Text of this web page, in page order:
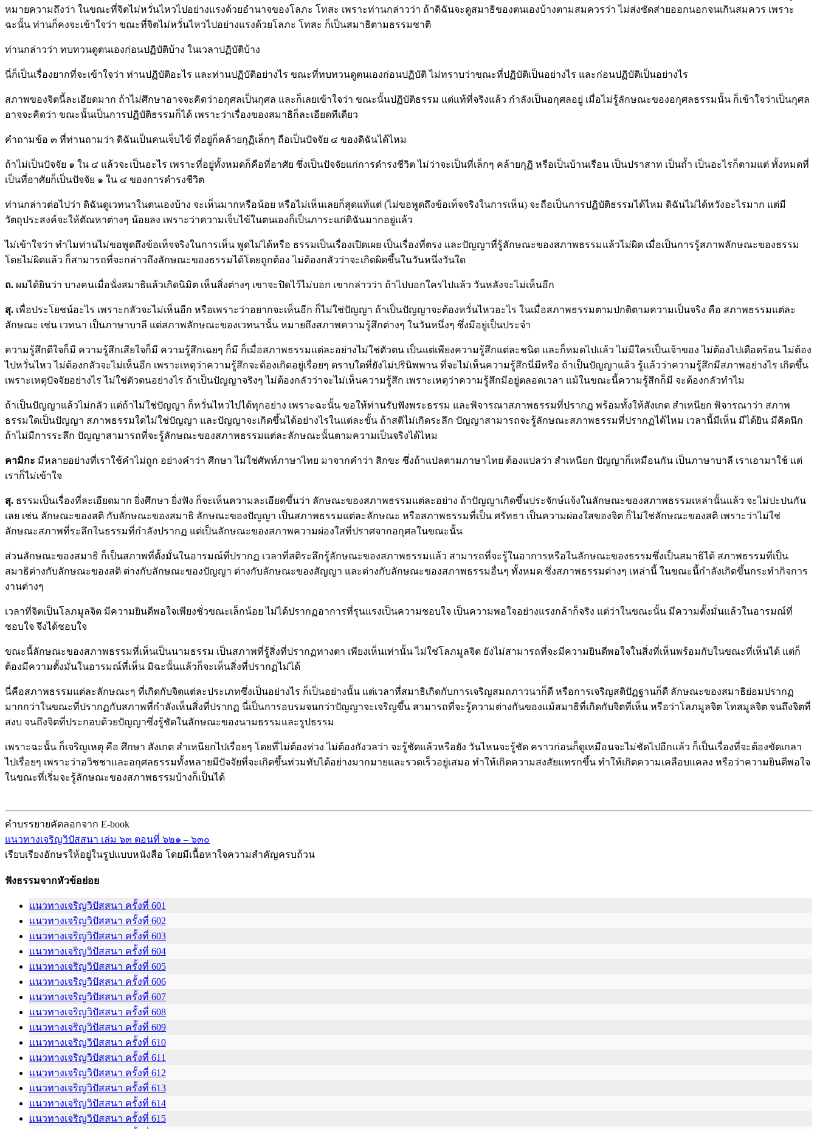
หมายความถึงว่า ในขณะที่จิตไม่หวั่นไหวไปอย่างแรงด้วยอำนาจของโลภะ โทสะ เพราะท่านกล่าวว่า ถ้าดิฉันจะดูสมาธิของตนเองบ้างตามสมควรว่า ไม่ส่งซัดส่ายออกนอกจนเกินสมควร เพราะ
ฉะนั้น ท่านก็คงจะเข้าใจว่า ขณะที่จิตไม่หวั่นไหวไปอย่างแรงด้วยโลภะ โทสะ ก็เป็นสมาธิตามธรรมชาติ
ท่านกล่าวว่า ทบทวนดูตนเองก่อนปฏิบัติบ้าง ในเวลาปฏิบัติบ้าง
นี่ก็เป็นเรื่องยากที่จะเข้าใจว่า ท่านปฏิบัติอะไร และท่านปฏิบัติอย่างไร ขณะที่ทบทวนดูตนเองก่อนปฏิบัติ ไม่ทราบว่าขณะที่ปฏิบัติเป็นอย่างไร และก่อนปฏิบัติเป็นอย่างไร
สภาพของจิตนี้ละเอียดมาก ถ้าไม่ศึกษาอาจจะคิดว่าอกุศลเป็นกุศล และก็เลยเข้าใจว่า ขณะนั้นปฏิบัติธรรม แต่แท้ที่จริงแล้ว กำลังเป็นอกุศลอยู่ เมื่อไม่รู้ลักษณะของอกุศลธรรมนั้น ก็เข้าใจว่าเป็นกุศล
อาจจะคิดว่า ขณะนั้นเป็นการปฏิบัติธรรมก็ได้ เพราะว่าเรื่องของสมาธิก็ละเอียดทีเดียว
คำถามข้อ ๓ ที่ท่านถามว่า ดิฉันเป็นคนเจ็บไข้ ที่อยู่ก็คล้ายกุฏิเล็กๆ ถือเป็นปัจจัย ๔ ของดิฉันได้ไหม
ถ้าไม่เป็นปัจจัย ๑ ใน ๔ แล้วจะเป็นอะไร เพราะที่อยู่ทั้งหมดก็คือที่อาศัย ซึ่งเป็นปัจจัยแก่การดำรงชีวิต ไม่ว่าจะเป็นที่เล็กๆ คล้ายกุฏิ หรือเป็นบ้านเรือน เป็นปราสาท เป็นถ้ำ เป็นอะไรก็ตามแต่ ทั้งหมดที่
เป็นที่อาศัยก็เป็นปัจจัย ๑ ใน ๔ ของการดำรงชีวิต
ท่านกล่าวต่อไปว่า ดิฉันดูเวทนาในตนเองบ้าง จะเห็นมากหรือน้อย หรือไม่เห็นเลยก็สุดแท้แต่ (ไม่ขอพูดถึงข้อเท็จจริงในการเห็น) จะถือเป็นการปฏิบัติธรรมได้ไหม ดิฉันไม่ได้หวังอะไรมาก แต่มี
วัตถุประสงค์จะให้ตัณหาต่างๆ น้อยลง เพราะว่าความเจ็บไข้ในตนเองก็เป็นภาระแก่ดิฉันมากอยู่แล้ว
ไม่เข้าใจว่า ทำไมท่านไม่ขอพูดถึงข้อเท็จจริงในการเห็น พูดไม่ได้หรือ ธรรมเป็นเรื่องเปิดเผย เป็นเรื่องที่ตรง และปัญญาที่รู้ลักษณะของสภาพธรรมแล้วไม่ผิด เมื่อเป็นการรู้สภาพลักษณะของธรรม
โดยไม่ผิดแล้ว ก็สามารถที่จะกล่าวถึงลักษณะของธรรมได้โดยถูกต้อง ไม่ต้องกลัวว่าจะเกิดผิดขึ้นในวันหนึ่งวันใด
ถ. ผมได้ยินว่า บางคนเมื่อนั่งสมาธิแล้วเกิดนิมิต เห็นสิ่งต่างๆ เขาจะปิดไว้ไม่บอก เขากล่าวว่า ถ้าไปบอกใครไปแล้ว วันหลังจะไม่เห็นอีก
สุ. เพื่อประโยชน์อะไร เพราะกลัวจะไม่เห็นอีก หรือเพราะว่าอยากจะเห็นอีก ก็ไม่ใช่ปัญญา ถ้าเป็นปัญญาจะต้องหวั่นไหวอะไร ในเมื่อสภาพธรรมตามปกติตามความเป็นจริง คือ สภาพธรรมแต่ละ
ลักษณะ เช่น เวทนา เป็นภาษาบาลี แต่สภาพลักษณะของเวทนานั้น หมายถึงสภาพความรู้สึกต่างๆ ในวันหนึ่งๆ ซึ่งมีอยู่เป็นประจำ
ความรู้สึกดีใจก็มี ความรู้สึกเสียใจก็มี ความรู้สึกเฉยๆ ก็มี ก็เมื่อสภาพธรรมแต่ละอย่างไม่ใช่ตัวตน เป็นแต่เพียงความรู้สึกแต่ละชนิด และก็หมดไปแล้ว ไม่มีใครเป็นเจ้าของ ไม่ต้องไปเดือดร้อน ไม่ต้อง
ไปหวั่นไหว ไม่ต้องกลัวจะไม่เห็นอีก เพราะเหตุว่าความรู้สึกจะต้องเกิดอยู่เรื่อยๆ ตราบใดที่ยังไม่ปรินิพพาน ที่จะไม่เห็นความรู้สึกนี่มีหรือ ถ้าเป็นปัญญาแล้ว รู้แล้วว่าความรู้สึกมีสภาพอย่างไร เกิดขึ้น
เพราะเหตุปัจจัยอย่างไร ไม่ใช่ตัวตนอย่างไร ถ้าเป็นปัญญาจริงๆ ไม่ต้องกลัวว่าจะไม่เห็นความรู้สึก เพราะเหตุว่าความรู้สึกมีอยู่ตลอดเวลา แม้ในขณะนี้ความรู้สึกก็มี จะต้องกลัวทำไม
ถ้าเป็นปัญญาแล้วไม่กลัว แต่ถ้าไม่ใช่ปัญญา ก็หวั่นไหวไปได้ทุกอย่าง เพราะฉะนั้น ขอให้ท่านรับฟังพระธรรม และพิจารณาสภาพธรรมที่ปรากฏ พร้อมทั้งให้สังเกต สำเหนียก พิจารณาว่า สภาพ
ธรรมใดเป็นปัญญา สภาพธรรมใดไม่ใช่ปัญญา และปัญญาจะเกิดขึ้นได้อย่างไรในแต่ละขั้น ถ้าสติไม่เกิดระลึก ปัญญาสามารถจะรู้ลักษณะสภาพธรรมที่ปรากฏได้ไหม เวลานี้มีเห็น มีได้ยิน มีคิดนึก
ถ้าไม่มีการระลึก ปัญญาสามารถที่จะรู้ลักษณะของสภาพธรรมแต่ละลักษณะนั้นตามความเป็นจริงได้ไหม
คามิกะ มีหลายอย่างที่เราใช้คำไม่ถูก อย่างคำว่า ศึกษา ไม่ใช่ศัพท์ภาษาไทย มาจากคำว่า สิกขะ ซึ่งถ้าแปลตามภาษาไทย ต้องแปลว่า สำเหนียก ปัญญาก็เหมือนกัน เป็นภาษาบาลี เราเอามาใช้ แต่
เราก็ไม่เข้าใจ
สุ. ธรรมเป็นเรื่องที่ละเอียดมาก ยิ่งศึกษา ยิ่งฟัง ก็จะเห็นความละเอียดขึ้นว่า ลักษณะของสภาพธรรมแต่ละอย่าง ถ้าปัญญาเกิดขึ้นประจักษ์แจ้งในลักษณะของสภาพธรรมเหล่านั้นแล้ว จะไม่ปะปนกัน
เลย เช่น ลักษณะของสติ กับลักษณะของสมาธิ ลักษณะของปัญญา เป็นสภาพธรรมแต่ละลักษณะ หรือสภาพธรรมที่เป็น ศรัทธา เป็นความผ่องใสของจิต ก็ไม่ใช่ลักษณะของสติ เพราะว่าไม่ใช่
ลักษณะสภาพที่ระลึกในธรรมที่กำลังปรากฏ แต่เป็นลักษณะของสภาพความผ่องใสที่ปราศจากอกุศลในขณะนั้น
ส่วนลักษณะของสมาธิ ก็เป็นสภาพที่ตั้งมั่นในอารมณ์ที่ปรากฏ เวลาที่สติระลึกรู้ลักษณะของสภาพธรรมแล้ว สามารถที่จะรู้ในอาการหรือในลักษณะของธรรมซึ่งเป็นสมาธิได้ สภาพธรรมที่เป็น
สมาธิต่างกับลักษณะของสติ ต่างกับลักษณะของปัญญา ต่างกับลักษณะของสัญญา และต่างกับลักษณะของสภาพธรรมอื่นๆ ทั้งหมด ซึ่งสภาพธรรมต่างๆ เหล่านี้ ในขณะนี้กำลังเกิดขึ้นกระทำกิจการ
งานต่างๆ
เวลาที่จิตเป็นโลภมูลจิต มีความยินดีพอใจเพียงชั่วขณะเล็กน้อย ไม่ได้ปรากฏอาการที่รุนแรงเป็นความชอบใจ เป็นความพอใจอย่างแรงกล้าก็จริง แต่ว่าในขณะนั้น มีความตั้งมั่นแล้วในอารมณ์ที่
ชอบใจ จึงได้ชอบใจ
ขณะนี้ลักษณะของสภาพธรรมที่เห็นเป็นนามธรรม เป็นสภาพที่รู้สิ่งที่ปรากฏทางตา เพียงเห็นเท่านั้น ไม่ใช่โลภมูลจิต ยังไม่สามารถที่จะมีความยินดีพอใจในสิ่งที่เห็นพร้อมกับในขณะที่เห็นได้ แต่ก็
ต้องมีความตั้งมั่นในอารมณ์ที่เห็น มิฉะนั้นแล้วก็จะเห็นสิ่งที่ปรากฏไม่ได้
นี่คือสภาพธรรมแต่ละลักษณะๆ ที่เกิดกับจิตแต่ละประเภทซึ่งเป็นอย่างไร ก็เป็นอย่างนั้น แต่เวลาที่สมาธิเกิดกับการเจริญสมถภาวนาก็ดี หรือการเจริญสติปัฏฐานก็ดี ลักษณะของสมาธิย่อมปรากฏ
มากกว่าในขณะที่ปรากฏกับสภาพที่กำลังเห็นสิ่งที่ปรากฏ นี่เป็นการอบรมจนกว่าปัญญาจะเจริญขึ้น สามารถที่จะรู้ความต่างกันของแม้สมาธิที่เกิดกับจิตที่เห็น หรือว่าโลภมูลจิต โทสมูลจิต จนถึงจิตที่
สงบ จนถึงจิตที่ประกอบด้วยปัญญาซึ่งรู้ชัดในลักษณะของนามธรรมและรูปธรรม
เพราะฉะนั้น ก็เจริญเหตุ คือ ศึกษา สังเกต สำเหนียกไปเรื่อยๆ โดยที่ไม่ต้องห่วง ไม่ต้องกังวลว่า จะรู้ชัดแล้วหรือยัง วันไหนจะรู้ชัด คราวก่อนก็ดูเหมือนจะไม่ชัดไปอีกแล้ว ก็เป็นเรื่องที่จะต้องขัดเกลา
ไปเรื่อยๆ เพราะว่าอวิชชาและอกุศลธรรมทั้งหลายมีปัจจัยที่จะเกิดขึ้นท่วมทับได้อย่างมากมายและรวดเร็วอยู่เสมอ ทำให้เกิดความสงสัยแทรกขึ้น ทำให้เกิดความเคลือบแคลง หรือว่าความยินดีพอใจ
ในขณะที่เริ่มจะรู้ลักษณะของสภาพธรรมบ้างก็เป็นได้
คำบรรยายคัดลอกจาก E-book
แนวทางเจริญวิปัสสนา เล่ม ๖๓ ตอนที่ ๖๒๑ – ๖๓๐
เรียบเรียงอักษรให้อยู่ในรูปแบบหนังสือ โดยมีเนื้อหาใจความสำคัญครบถ้วน
ฟังธรรมจากหัวข้อย่อย
แนวทางเจริญวิปัสสนา ครั้งที่ 601
แนวทางเจริญวิปัสสนา ครั้งที่ 602
แนวทางเจริญวิปัสสนา ครั้งที่ 603
แนวทางเจริญวิปัสสนา ครั้งที่ 604
แนวทางเจริญวิปัสสนา ครั้งที่ 605
แนวทางเจริญวิปัสสนา ครั้งที่ 606
แนวทางเจริญวิปัสสนา ครั้งที่ 607
แนวทางเจริญวิปัสสนา ครั้งที่ 608
แนวทางเจริญวิปัสสนา ครั้งที่ 609
แนวทางเจริญวิปัสสนา ครั้งที่ 610
แนวทางเจริญวิปัสสนา ครั้งที่ 611
แนวทางเจริญวิปัสสนา ครั้งที่ 612
แนวทางเจริญวิปัสสนา ครั้งที่ 613
แนวทางเจริญวิปัสสนา ครั้งที่ 614
แนวทางเจริญวิปัสสนา ครั้งที่ 615